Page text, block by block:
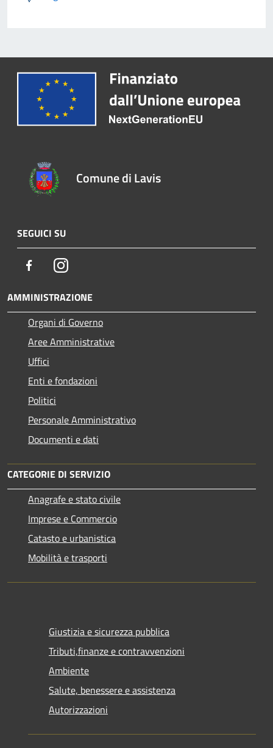
Comune di Lavis
SEGUICI SU
FacebookInstagram
AMMINISTRAZIONE
Organi di Governo
Aree Amministrative
Uffici
Enti e fondazioni
Politici
Personale Amministrativo
Documenti e dati
CATEGORIE DI SERVIZIO
Anagrafe e stato civile
Imprese e Commercio
Catasto e urbanistica
Mobilità e trasporti
Giustizia e sicurezza pubblica
Tributi,finanze e contravvenzioni
Ambiente
Salute, benessere e assistenza
Autorizzazioni